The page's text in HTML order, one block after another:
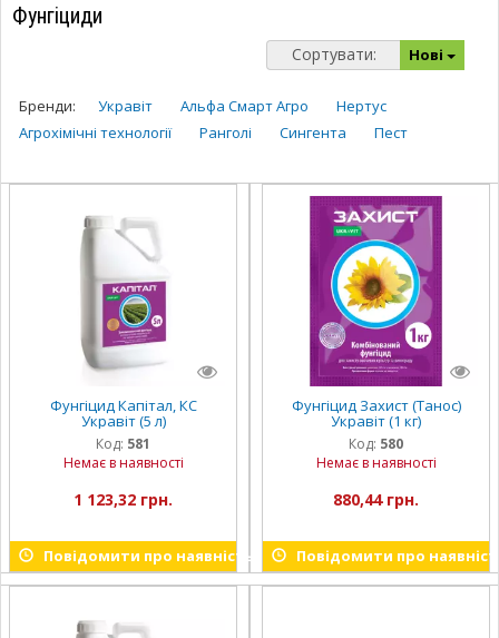
Фунгіциди
Сортувати: Нові
Бренди: Укравіт Альфа Смарт Агро
Нертус
Агрохімічні технології
Ранголі Сингента Пест
Фунгіцид Капітал, КС
Укравіт (5 л)
Код: 581
Немає в наявності
1 123,32 грн.
Повідомити про наявність
Фунгіцид Захист (Танос)
Укравіт (1 кг)
Код: 580
Немає в наявності
880,44 грн.
Повідомити про